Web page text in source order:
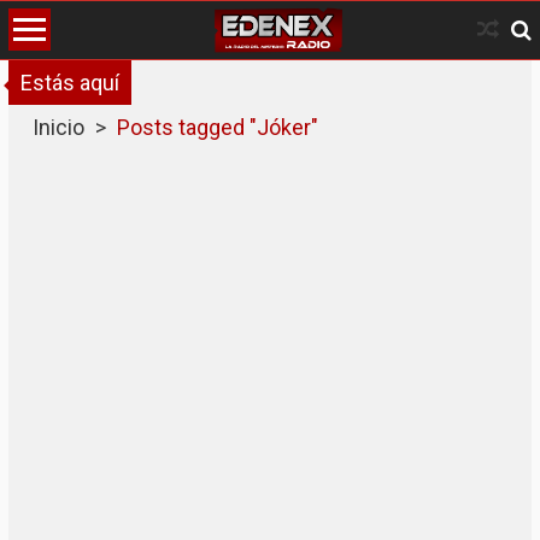
Skip
to
content
Estás aquí
Inicio > Posts tagged "Jóker"